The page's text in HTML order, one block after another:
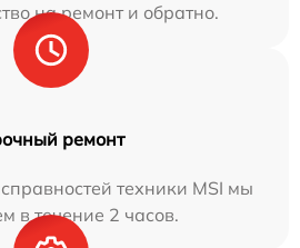
на ремонт и обратно.
ремонт
техники MSI мы
в течение 2 часов.